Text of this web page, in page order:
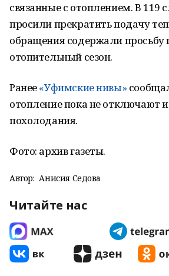
связанные с отоплением. В 119
просили прекратить подачу
обращения содержали просьбу
отопительный сезон.
Ранее«Уфимские нивы»
отопление пока не отключают
похолодания.
Фото: архив газеты.
Автор: Анисия Седова
Читайте нас